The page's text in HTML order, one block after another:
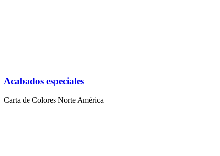
Acabados especiales
Carta de Colores Norte América